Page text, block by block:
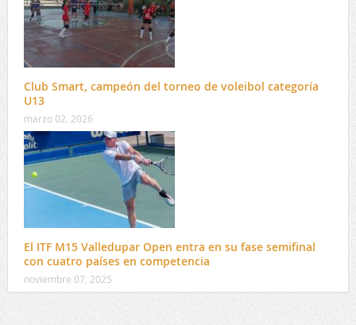
Club Smart, campeón del torneo de voleibol categoría
U13
marzo 02, 2026
El ITF M15 Valledupar Open entra en su fase semifinal
con cuatro países en competencia
noviembre 07, 2025